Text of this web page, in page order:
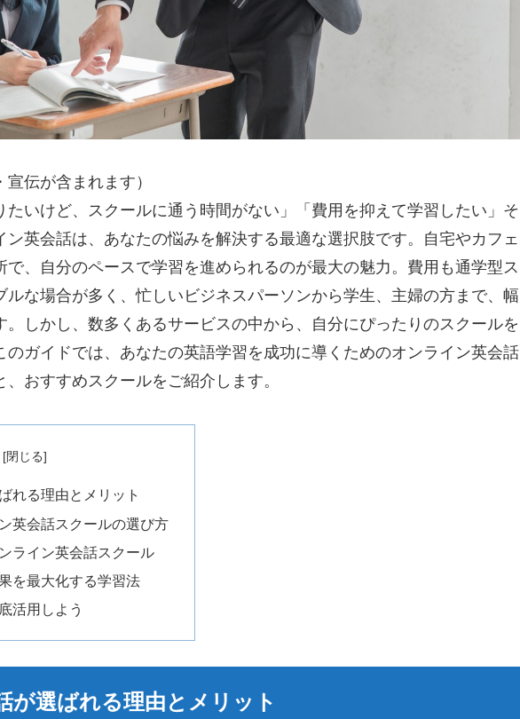
伝が含まれます）
たいけど、スクールに通う時間がない」「費用を抑えて学習したい」そ
ン英会話は、あなたの悩みを解決する最適な選択肢です。自宅やカフェ
で、自分のペースで学習を進められるのが最大の魅力。費用も通学型ス
ルな場合が多く、忙しいビジネスパーソンから学生、主婦の方まで、幅
。しかし、数多くあるサービスの中から、自分にぴったりのスクールを
のガイドでは、あなたの英語学習を成功に導くためのオンライン英会話
おすすめスクールをご紹介します。
れる理由とメリット
英会話スクールの選び方
ライン英会話スクール
を最大化する学習法
活用しよう
が選ばれる理由とメリット